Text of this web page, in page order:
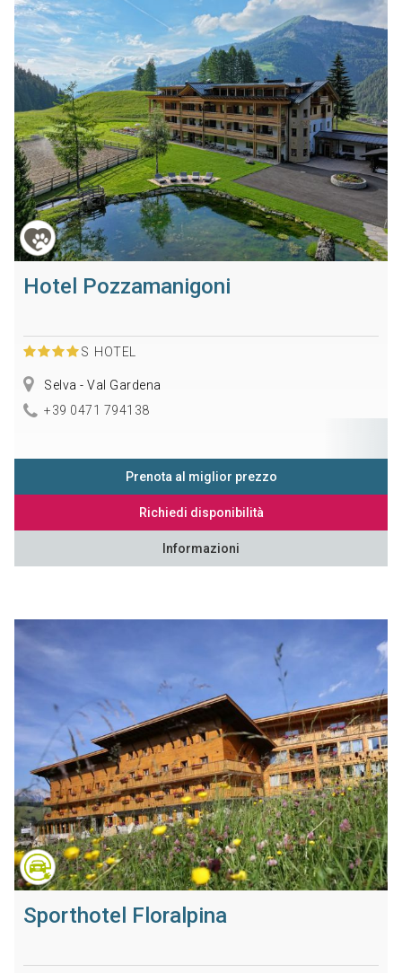
Hotel Pozzamanigoni
S HOTEL
Selva - Val Gardena
+39 0471 794138
Prenota al miglior prezzo
Richiedi disponibilità
Informazioni
Sporthotel Floralpina